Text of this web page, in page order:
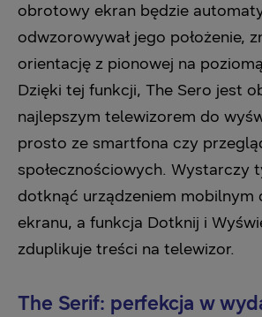
obrotowy ekran będzie
odwzorowywał jego położenie,
orientację z pionowej na
Dzięki tej funkcji, The Sero jest
najlepszym telewizorem do
prosto ze smartfona czy
społecznościowych. Wystarczy
dotknąć urządzeniem mobilnym
ekranu, a funkcja Dotknij i
zduplikuje treści na telewizor.
The Serif: perfekcja w